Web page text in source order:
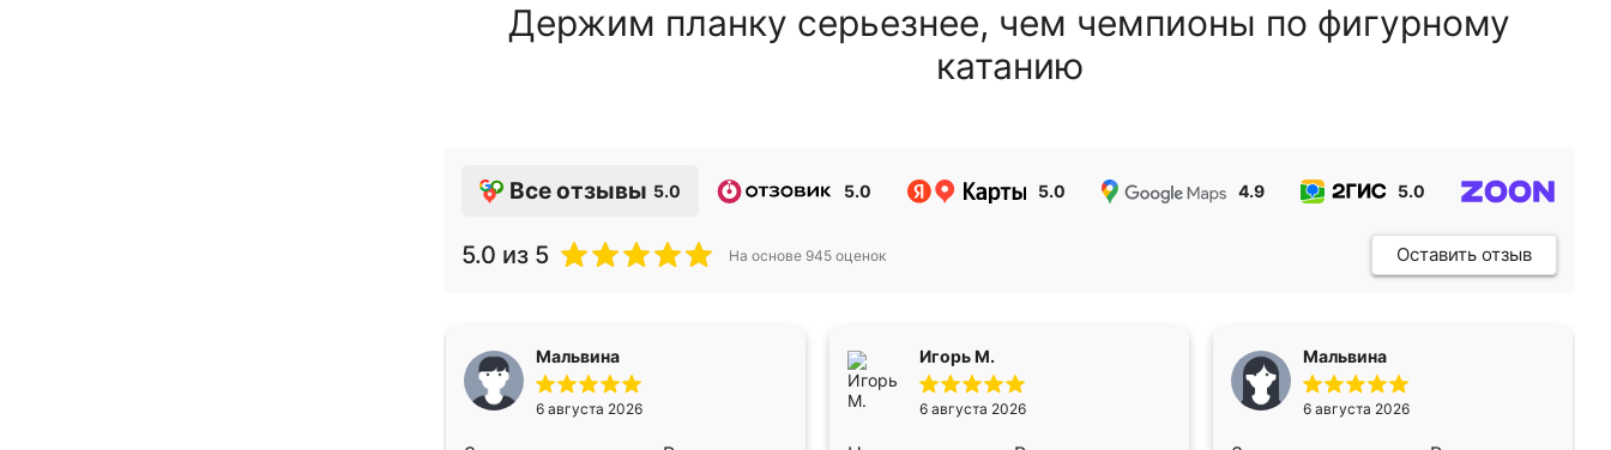
Держим планку серьезнее, чем чемпионы по фигурному
катанию
Все отзывы 5.0 5.0 5.0 4.9 5.0
5.0 из 5 На основе 945 оценок Оставить отзыв
Мальвина
6 августа 2026
Игорь М.
6 августа 2026
Мальвина
6 августа 2026